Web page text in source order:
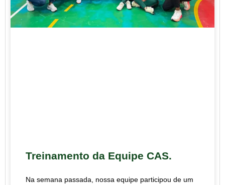
Treinamento da Equipe CAS.
Na semana passada, nossa equipe participou de um